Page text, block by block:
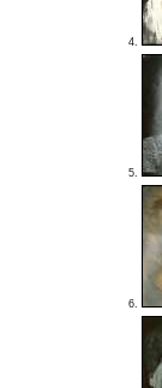
4.
5.
6.